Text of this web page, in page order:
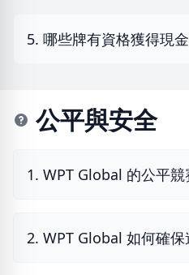
5. 哪些牌有資格獲得現
公平與安全
1. WPT Global 的公平競
2. WPT Global 如何確保